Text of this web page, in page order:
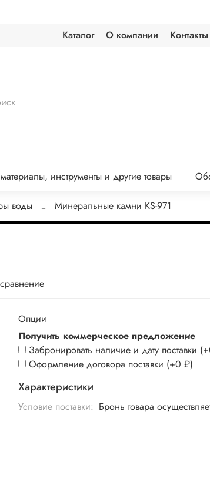
Каталог О компании Контакты
инструменты и другие товары
воды Минеральные камни KS-971
Опции
Получить коммерческое предложение
Забронировать наличие и дату поставки (+
Оформление договора поставки (+0 ₽)
Характеристики
Условие поставки: Бронь товара